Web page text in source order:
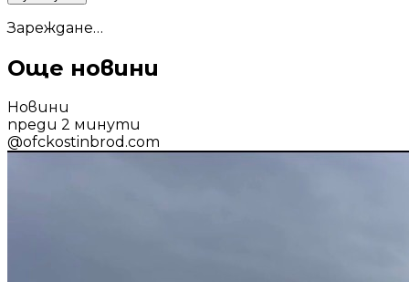
Зареждане…
Още новини
Новини
преди 2 минути
@ofckostinbrod.com